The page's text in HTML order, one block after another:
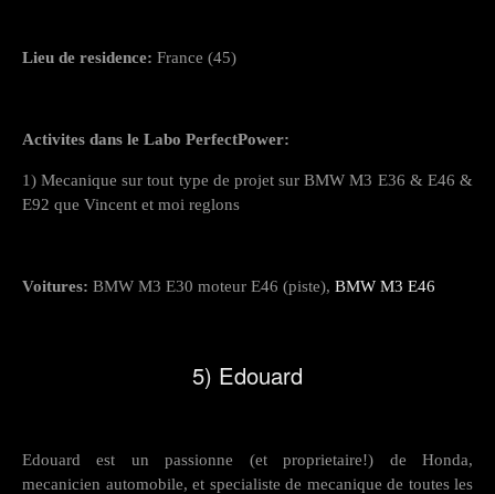
Lieu de residence: France (45)
Activites dans le Labo PerfectPower:
1) Mecanique sur tout type de projet sur BMW M3 E36 & E46 &
E92 que Vincent et moi reglons
Voitures: BMW M3 E30 moteur E46 (piste), BMW M3 E46
5) Edouard
Edouard est un passionne (et proprietaire!) de Honda,
mecanicien automobile, et specialiste de mecanique de toutes les